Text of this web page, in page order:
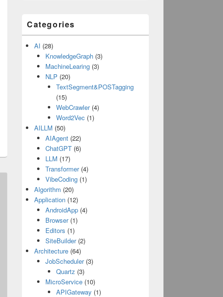
Categories
AI (28)
KnowledgeGraph(3)
MachineLearing(3)
NLP (20)
TextSegment&POSTagging
(15)
WebCrawler(4)
Word2Vec (1)
AILLM (50)
AIAgent(22)
ChatGPT(6)
LLM (17)
Transformer(4)
VibeCoding(1)
Algorithm (20)
Application (12)
AndroidApp(4)
Browser(1)
Editors (1)
SiteBuilder(2)
Architecture (64)
JobScheduler(3)
Quartz (3)
MicroService(10)
APIGateway (1)